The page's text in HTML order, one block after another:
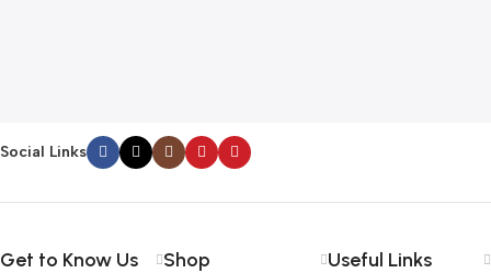
Social Links
Get to Know Us Shop Useful Links